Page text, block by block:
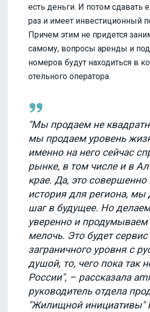
есть деньги. И потом сдавать
раз и имеет инвестиционный
Причем этим не придется
самому, вопросы аренды и
номеров будут находиться в
отельного оператора.
"Мы продаем не
мы продаем уровень
именно на него сейчас
рынке, в том числе и в
крае. Да, это совершенно
история для региона, мы
шаг в будущее. Но
уверенно и
мелочь. Это будет сервис
заграничного уровня с
душой, то, чего пока так
России", – рассказала
руководитель отдела
"Жилищной инициативы"